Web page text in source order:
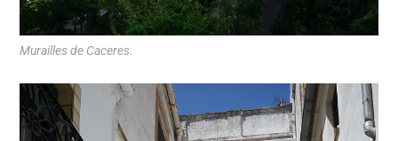
Murailles de Caceres.